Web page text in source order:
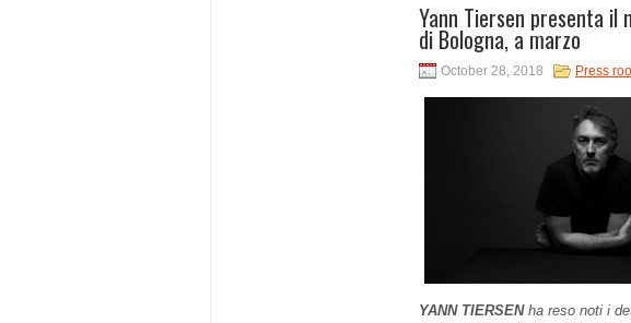
Yann Tiersen presenta il
di Bologna, a marzo
October 28, 2018 Press
YANN TIERSENha reso noti i